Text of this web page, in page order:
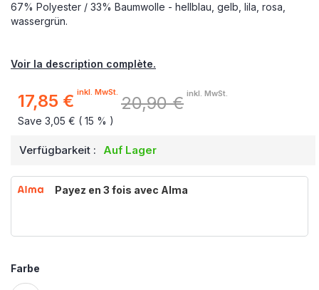
67% Polyester / 33% Baumwolle - hellblau, gelb, lila, rosa,
wassergrün.
Voir la description complète.
Sonderpreis
17,85 € inkl. MwSt.
20,90 € inkl. MwSt.
Save 3,05 € ( 15 % )
Verfügbarkeit : Auf Lager
Payez en 3 fois avec Alma
Farbe